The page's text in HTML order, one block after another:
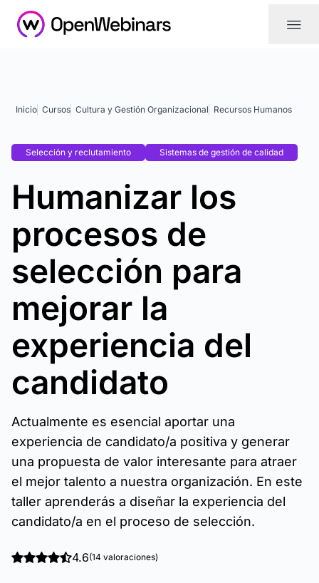
|||
Inicio Cursos Cultura y Gestión Organizacional Recursos Humanos
Selección y reclutamiento Sistemas de gestión de calidad
Humanizar los
procesos de
selección para
mejorar la
experiencia del
candidato
Actualmente es esencial aportar una
experiencia de candidato/a positiva y generar
una propuesta de valor interesante para atraer
el mejor talento a nuestra organización. En este
taller aprenderás a diseñar la experiencia del
candidato/a en el proceso de selección.
4.6(14 valoraciones)